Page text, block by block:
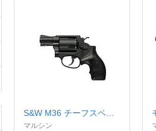
S&W M36 チーフスペシャル 2インチ
マルシン